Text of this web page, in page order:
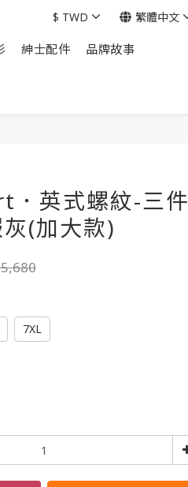
紳士配件 品牌故事
$ TWD 繁體中文
英式螺紋-三件
(加大款)
7XL